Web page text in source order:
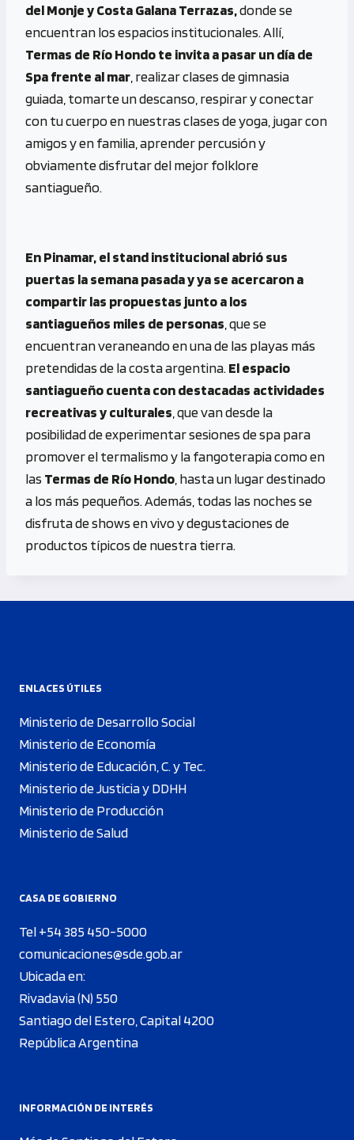
del Monje y Costa Galana Terrazas,donde se
encuentran los espacios institucionales. Allí,
Termas de Río Hondo te invita a pasar un día de
Spa frente al mar , realizar clases de gimnasia
guiada, tomarte un descanso, respirar y conectar
con tu cuerpo en nuestras clases de yoga, jugar con
amigos y en familia, aprender percusión y
obviamente disfrutar del mejor folklore
santiagueño.
En Pinamar, el stand institucional abrió sus
puertas la semana pasada y ya se acercaron a
compartir las propuestas junto a los
santiagueños miles de personas , que se
encuentran veraneando en una de las playas más
pretendidas de la costa argentina. El espacio
santiagueño cuenta con destacadas actividades
recreativas y culturales , que van desde la
posibilidad de experimentar sesiones de spa para
promover el termalismo y la fangoterapia como en
las Termas de Río Hondo , hasta un lugar destinado
a los más pequeños. Además, todas las noches se
disfruta de shows en vivo y degustaciones de
productos típicos de nuestra tierra.
ENLACES ÚTILES
Ministerio de Desarrollo Social
Ministerio de Economía
Ministerio de Educación, C. y Tec.
Ministerio de Justicia y DDHH
Ministerio de Producción
Ministerio de Salud
CASA DE GOBIERNO
Tel +54 385 450-5000
comunicaciones@sde.gob.ar
Ubicada en:
Rivadavia (N) 550
Santiago del Estero, Capital 4200
República Argentina
INFORMACIÓN DE INTERÉS